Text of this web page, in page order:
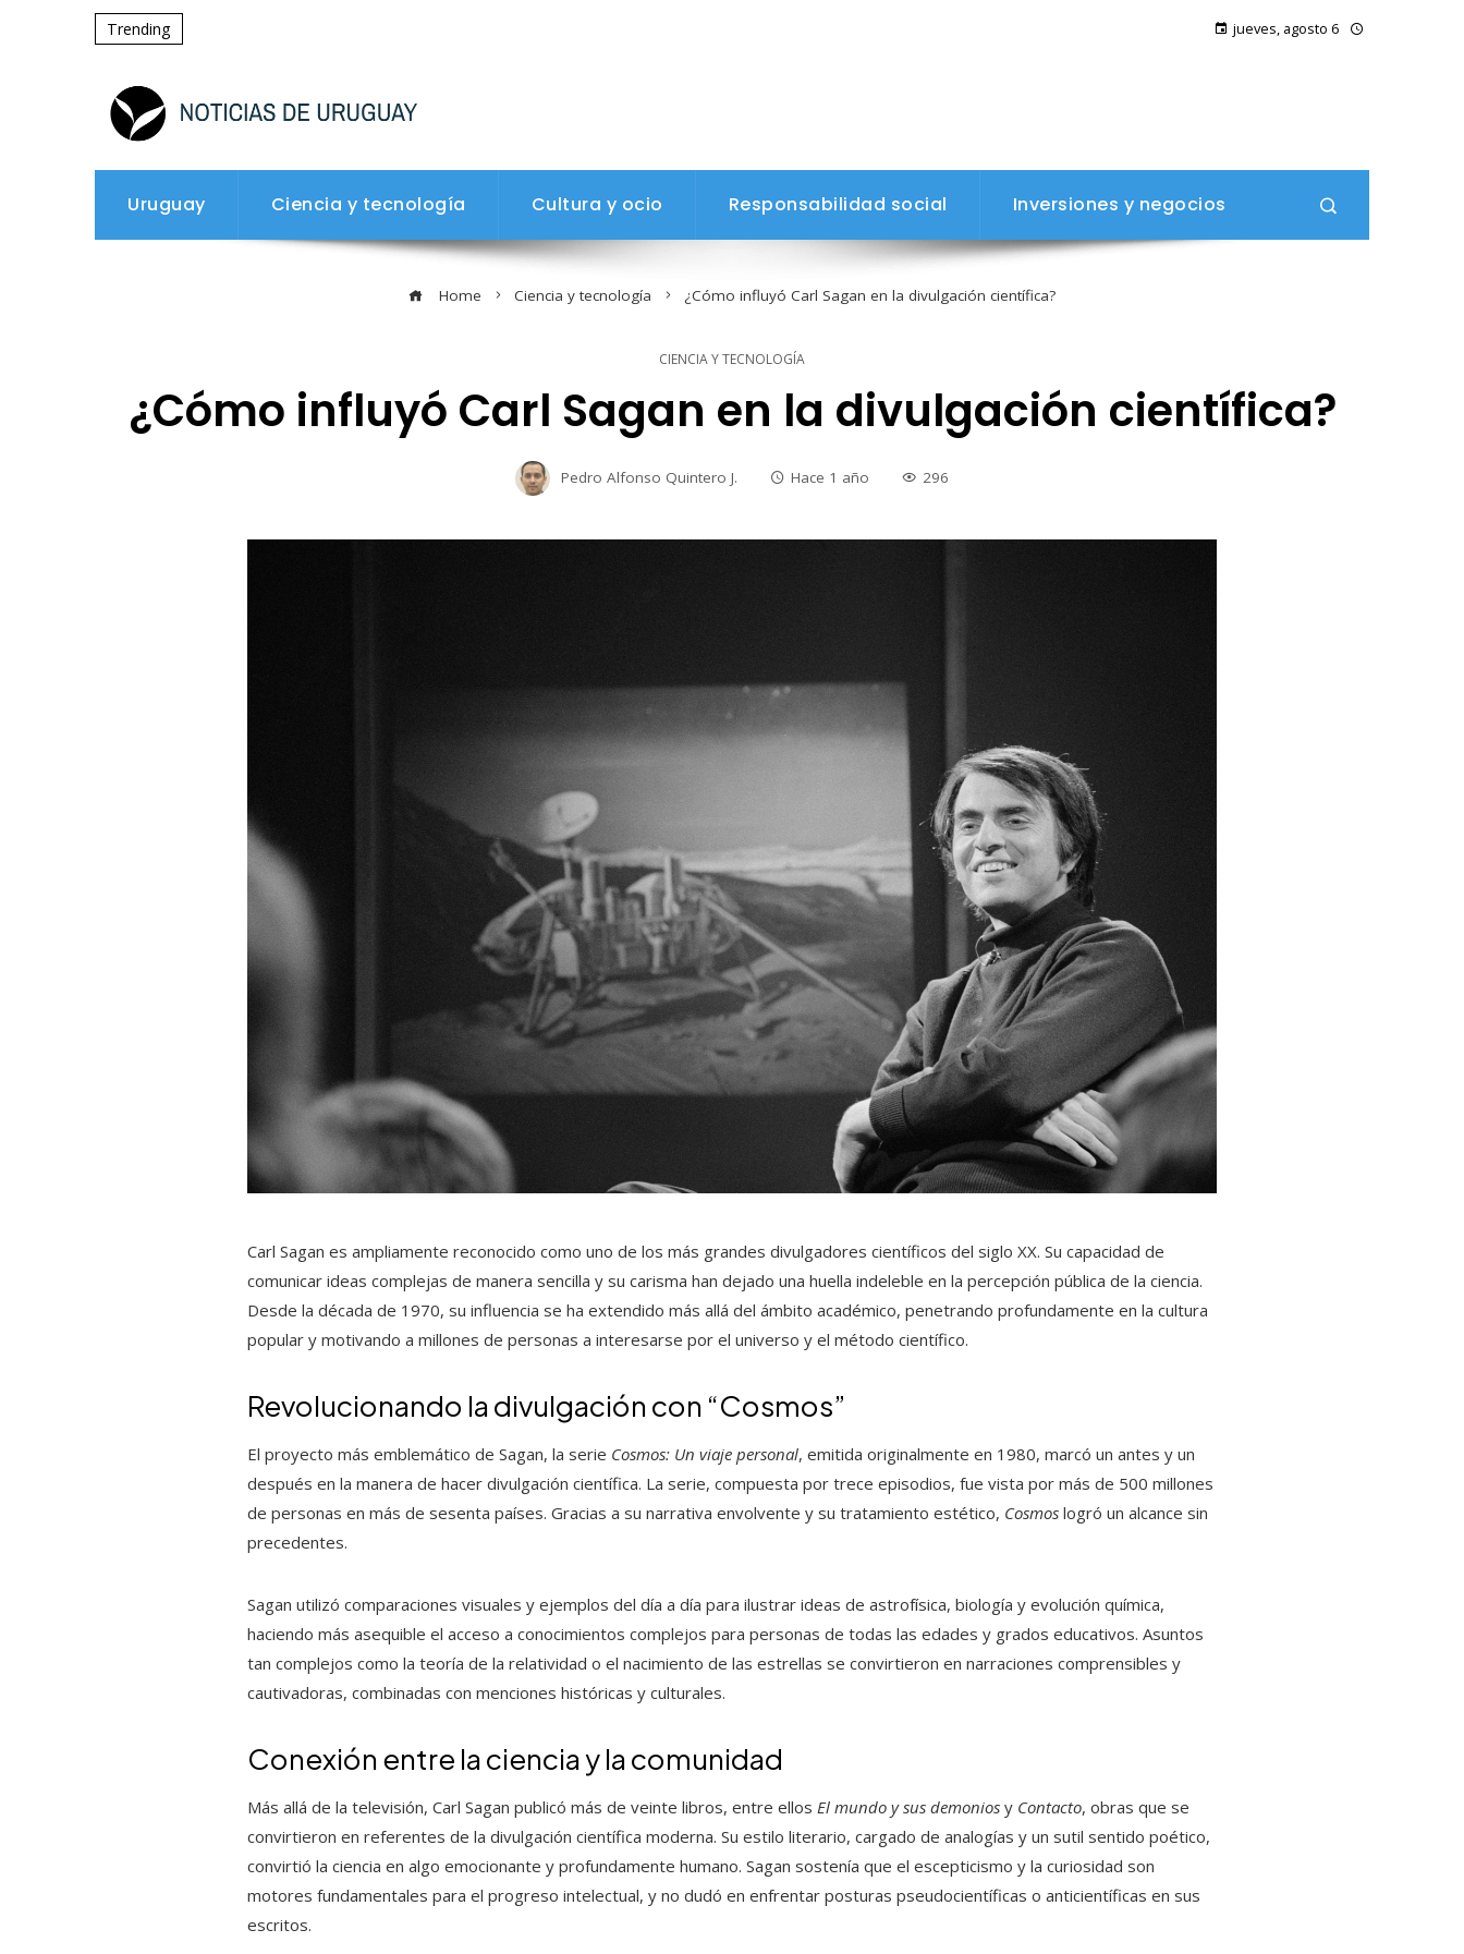
Trending jueves, agosto 6
Uruguay Ciencia y tecnología Cultura y ocio Responsabilidad social Inversiones y negocios
Home Ciencia y tecnología ¿Cómo influyó Carl Sagan en la divulgación científica?
CIENCIA Y TECNOLOGÍA
¿Cómo influyó Carl Sagan en la divulgación científica?
Pedro Alfonso Quintero J. Hace 1 año 296
Carl Sagan es ampliamente reconocido como uno de los más grandes divulgadores científicos del siglo XX. Su capacidad de
comunicar ideas complejas de manera sencilla y su carisma han dejado una huella indeleble en la percepción pública de la ciencia.
Desde la década de 1970, su influencia se ha extendido más allá del ámbito académico, penetrando profundamente en la cultura
popular y motivando a millones de personas a interesarse por el universo y el método científico.
Revolucionando la divulgación con “Cosmos”
El proyecto más emblemático de Sagan, la serie Cosmos: Un viaje personal, emitida originalmente en 1980, marcó un antes y un
después en la manera de hacer divulgación científica. La serie, compuesta por trece episodios, fue vista por más de 500 millones
de personas en más de sesenta países. Gracias a su narrativa envolvente y su tratamiento estético, Cosmos logró un alcance sin
precedentes.
Sagan utilizó comparaciones visuales y ejemplos del día a día para ilustrar ideas de astrofísica, biología y evolución química,
haciendo más asequible el acceso a conocimientos complejos para personas de todas las edades y grados educativos. Asuntos
tan complejos como la teoría de la relatividad o el nacimiento de las estrellas se convirtieron en narraciones comprensibles y
cautivadoras, combinadas con menciones históricas y culturales.
Conexión entre la ciencia y la comunidad
Más allá de la televisión, Carl Sagan publicó más de veinte libros, entre ellosEl mundo y sus demonios y Contacto, obras que se
convirtieron en referentes de la divulgación científica moderna. Su estilo literario, cargado de analogías y un sutil sentido poético,
convirtió la ciencia en algo emocionante y profundamente humano. Sagan sostenía que el escepticismo y la curiosidad son
motores fundamentales para el progreso intelectual, y no dudó en enfrentar posturas pseudocientíficas o anticientíficas en sus
escritos.